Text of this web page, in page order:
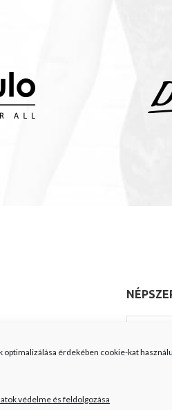
optimalizálása érdekében cookie-kat
védelme és feldolgozása